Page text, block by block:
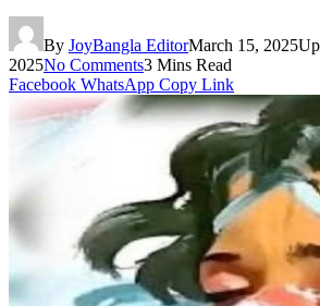
By JoyBangla EditorMarch 15, 2025
2025No Comments3 Mins Read
Facebook WhatsApp Copy Link